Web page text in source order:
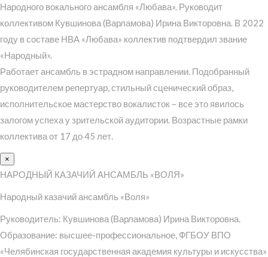
Народного вокального ансамбля «Любава». Руководит
коллективом Кувшинова (Варламова) Ирина Викторовна. В 2022
году в составе НВА «Любава» коллектив подтвердил звание
«Народный».
Работает ансамбль в эстрадном направлении. Подобранный
руководителем репертуар, стильный сценический образ,
исполнительское мастерство вокалисток – все это явилось
залогом успеха у зрительской аудитории. Возрастные рамки
коллектива от 17 до 45 лет.
×
НАРОДНЫЙ КАЗАЧИЙ АНСАМБЛЬ «ВОЛЯ»
Народный казачий ансамбль «Воля»
Руководитель: Кувшинова (Варламова) Ирина Викторовна.
Образование: высшее-профессиональное, ФГБОУ ВПО
«Челябинская государственная академия культуры и искусства»